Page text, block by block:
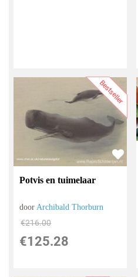
Bestseller
Potvis en tuimelaar
door Archibald Thorburn
€216.00
€125.28